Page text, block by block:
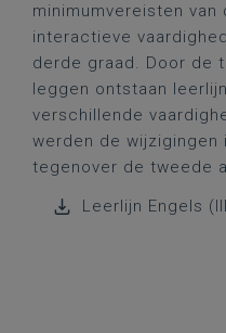
minimumvereisten
interactieve
derde graad. Door de
leggen ontstaan
verschillende
werden de wijzigingen
tegenover de tweede
Leerlijn Engels